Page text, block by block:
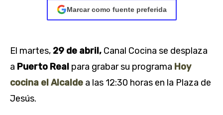
Marcar como fuente preferida
El martes, 29 de abril, Canal Cocina se desplaza
a Puerto Real para grabar su programa Hoy
cocina el Alcalde a las 12:30 horas en la Plaza de
Jesús.